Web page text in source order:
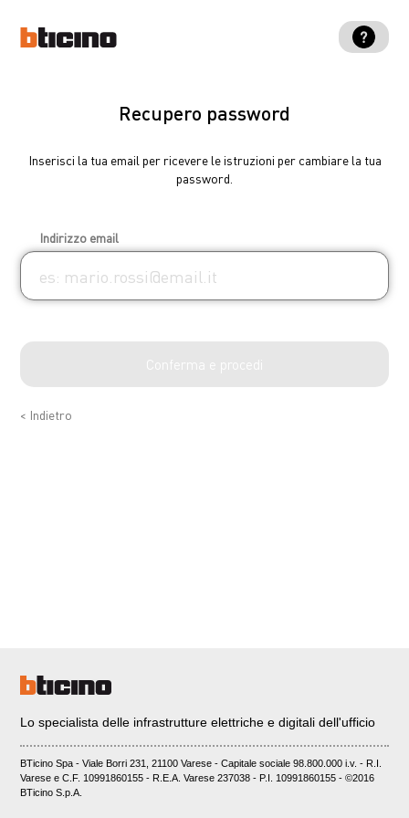
Hai bisogno di aiuto?
Per qualsiasi informazione o aiuto chiama il nostro callcenter, attivo
dal Lunedì al Venerdì dalle ore 8:30 alle 18:30.
Recupero password
Inserisci la tua email per ricevere le istruzioni per cambiare la tua
password.
Indirizzo email
< Indietro
Conferma e procedi
Lo specialista delle infrastrutture elettriche e digitali dell'ufficio
BTicino Spa - Viale Borri 231, 21100 Varese - Capitale sociale 98.800.000 i.v. - R.I.
Varese e C.F. 10991860155 - R.E.A. Varese 237038 - P.I. 10991860155 - ©2016
BTicino S.p.A.